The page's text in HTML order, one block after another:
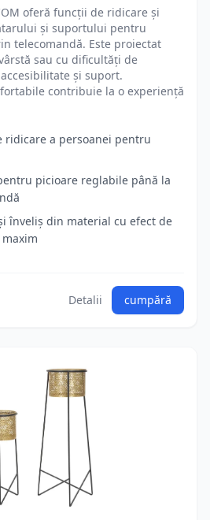
oferă funcții de ridicare și
și suportului pentru
telecomandă. Este proiectat
sau cu dificultăți de
și suport.
contribuie la o experiență
ridicare a persoanei pentru
picioare reglabile până la
înveliș din material cu efect de
Detalii cumpără